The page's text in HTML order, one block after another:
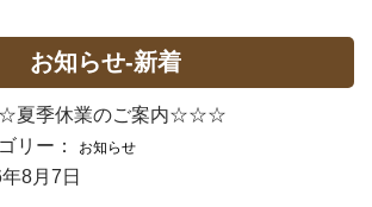
お知らせ-新着
季休業のご案内☆☆☆
リー：
お知らせ
8月7日